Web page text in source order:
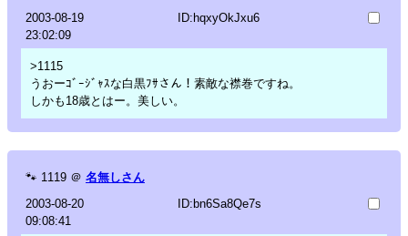
2003-08-19
23:02:09
ID:hqxyOkJxu6
>1115
うおーｺﾞｰｼﾞｬｽな白黒ﾌｻさん！素敵な襟巻ですね。
しかも18歳とはー。美しい。
🐾 1119 ＠ 名無しさん
2003-08-20
09:08:41
ID:bn6Sa8Qe7s